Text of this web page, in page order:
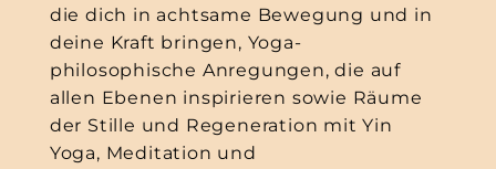
die dich in achtsame Bewegung und in
deine Kraft bringen, Yoga-
philosophische Anregungen, die auf
allen Ebenen inspirieren sowie Räume
der Stille und Regeneration mit Yin
Yoga, Meditation und